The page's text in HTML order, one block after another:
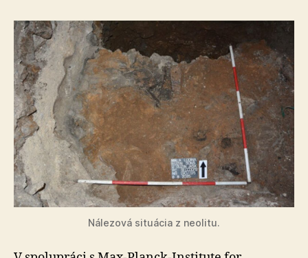
Nálezová situácia z neolitu.